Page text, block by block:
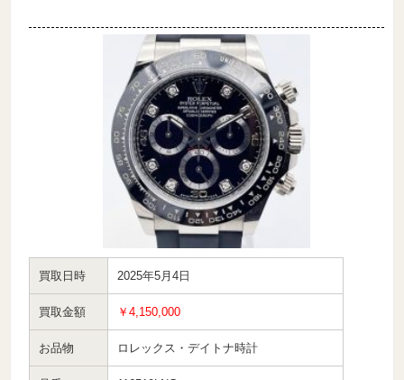
買取日時 2025年5月4日
買取金額 ￥4,150,000
お品物 ロレックス・デイトナ時計